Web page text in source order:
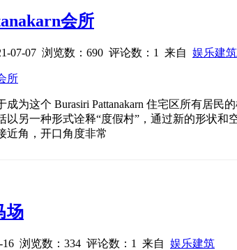
会所
07-07 浏览数：690 评论数：1 来自 娱乐建筑
为这个 Burasiri Pattanakarn 住宅区所有居
以另一种形式诠释“度假村”，通过新的形状
近角，开口角度非常
场
16 浏览数：334 评论数：1 来自 娱乐建筑